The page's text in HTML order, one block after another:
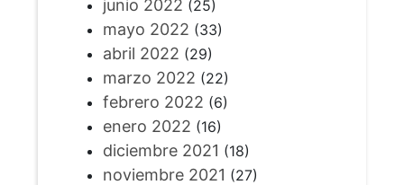
junio 2022 (25)
mayo 2022 (33)
abril 2022 (29)
marzo 2022 (22)
febrero 2022 (6)
enero 2022 (16)
diciembre 2021 (18)
noviembre 2021 (27)